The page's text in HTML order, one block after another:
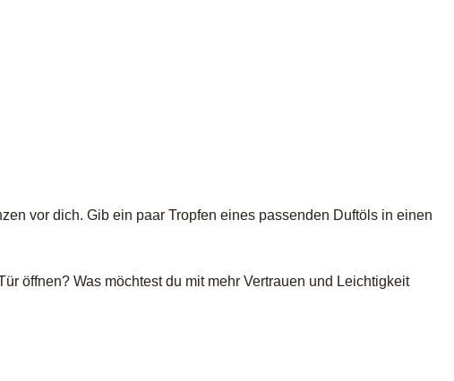
vor dich. Gib ein paar Tropfen eines passenden Duftöls in einen
öffnen? Was möchtest du mit mehr Vertrauen und Leichtigkeit